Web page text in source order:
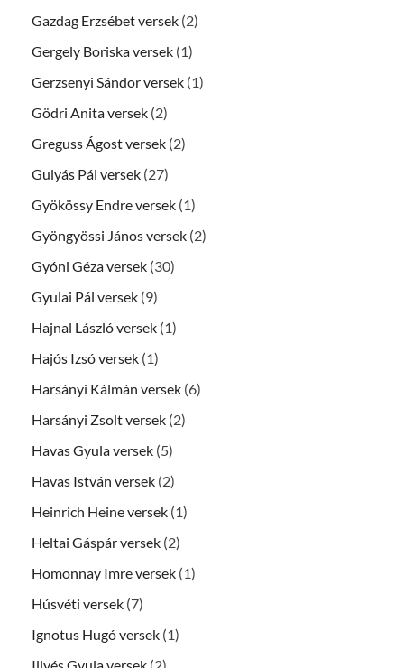
Gazdag Erzsébet versek (2)
Gergely Boriska versek (1)
Gerzsenyi Sándor versek (1)
Gödri Anita versek (2)
Greguss Ágost versek (2)
Gulyás Pál versek (27)
Gyökössy Endre versek (1)
Gyöngyössi János versek (2)
Gyóni Géza versek (30)
Gyulai Pál versek (9)
Hajnal László versek (1)
Hajós Izsó versek (1)
Harsányi Kálmán versek (6)
Harsányi Zsolt versek (2)
Havas Gyula versek (5)
Havas István versek (2)
Heinrich Heine versek (1)
Heltai Gáspár versek (2)
Homonnay Imre versek (1)
Húsvéti versek (7)
Ignotus Hugó versek (1)